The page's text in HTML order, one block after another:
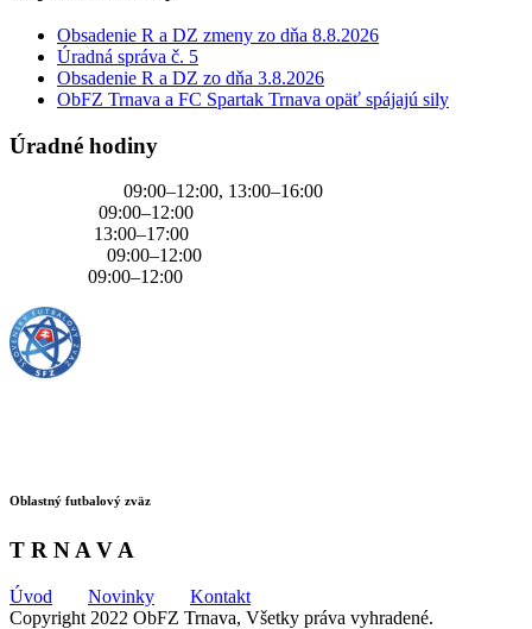
Obsadenie R a DZ zmeny zo dňa 8.8.2026
Úradná správa č. 5
Obsadenie R a DZ zo dňa 3.8.2026
ObFZ Trnava a FC Spartak Trnava opäť spájajú sily
Úradné hodiny
09:00–12:00, 13:00–16:00
09:00–12:00
13:00–17:00
09:00–12:00
09:00–12:00
Oblastný futbalový zväz
T R N A V A
Úvod Novinky
Kontakt
Copyright 2022 ObFZ Trnava, Všetky práva vyhradené.